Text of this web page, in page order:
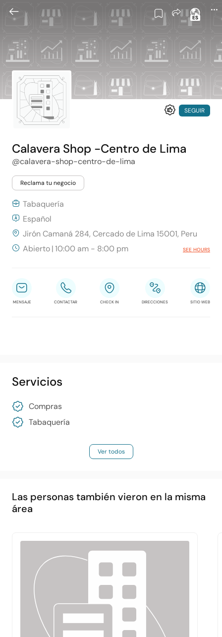
ES
SEGUIR
Calavera Shop -Centro de Lima
@calavera-shop-centro-de-lima
Reclama tu negocio
Tabaquería
Español
Jirón Camaná 284, Cercado de Lima 15001, Peru
Abierto|10:00 am - 8:00 pm SEE HOURS
MENSAJE CONTACTAR CHECK IN DIRECCIONES SITIO WEB
Servicios
Compras
Tabaquería
Ver todos
Las personas también vieron en la misma
área